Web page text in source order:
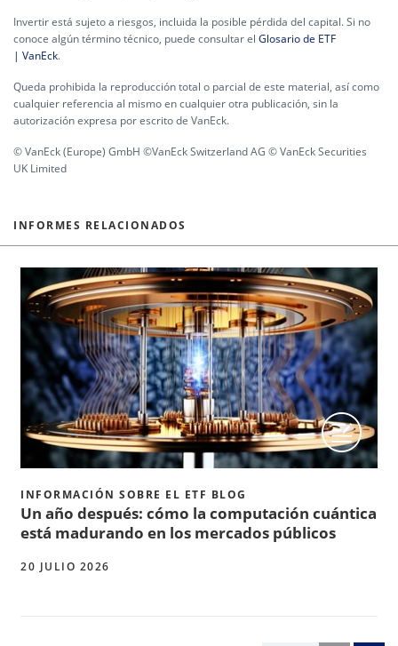
Invertir está sujeto a riesgos, incluida la posible pérdida del capital. Si no
conoce algún término técnico, puede consultar el Glosario de ETF
| VanEck.
Queda prohibida la reproducción total o parcial de este material, así como
cualquier referencia al mismo en cualquier otra publicación, sin la
autorización expresa por escrito de VanEck.
© VanEck (Europe) GmbH ©VanEck Switzerland AG © VanEck Securities
UK Limited
INFORMES RELACIONADOS
INFORMACIÓN SOBRE EL ETF BLOG
Un año después: cómo la computación cuántica
está madurando en los mercados públicos
20 JULIO 2026